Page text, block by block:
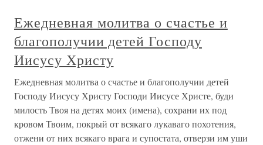
Ежедневная молитва о счастье и
благополучии детей Господу
Иисусу Христу
Ежедневная молитва о счастье и благополучии детей
Господу Иисусу Христу Господи Иисусе Христе, буди
милость Твоя на детях моих (имена), сохрани их под
кровом Твоим, покрый от всякаго лукаваго похотения,
отжени от них всякаго врага и супостата, отверзи им уши